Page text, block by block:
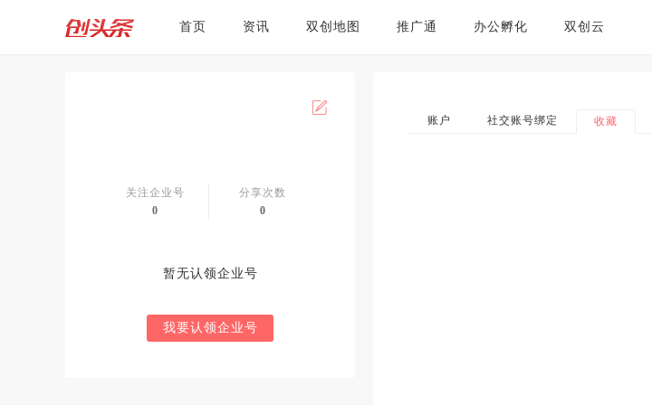
首页 资讯 双创地图 推广通 办公孵化 双创云
关注企业号
0
分享次数
0
暂无认领企业号
我要认领企业号
账户 社交账号绑定 收藏